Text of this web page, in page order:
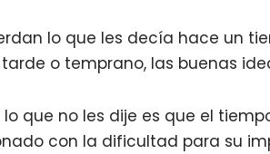
lo que les decía hace un
o temprano, las buenas
lo que no les dije es que el
con la dificultad para su